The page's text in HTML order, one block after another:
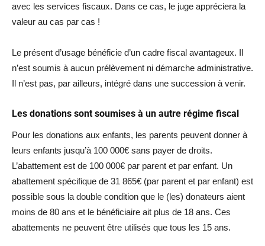
avec les services fiscaux. Dans ce cas, le juge appréciera la
valeur au cas par cas !
Le présent d’usage bénéficie d’un cadre fiscal avantageux. Il
n’est soumis à aucun prélèvement ni démarche administrative.
Il n’est pas, par ailleurs, intégré dans une succession à venir.
Les donations sont soumises à un autre régime fiscal
Pour les donations aux enfants, les parents peuvent donner à
leurs enfants jusqu’à 100 000€ sans payer de droits.
L’abattement est de 100 000€ par parent et par enfant. Un
abattement spécifique de 31 865€ (par parent et par enfant) est
possible sous la double condition que le (les) donateurs aient
moins de 80 ans et le bénéficiaire ait plus de 18 ans. Ces
abattements ne peuvent être utilisés que tous les 15 ans.